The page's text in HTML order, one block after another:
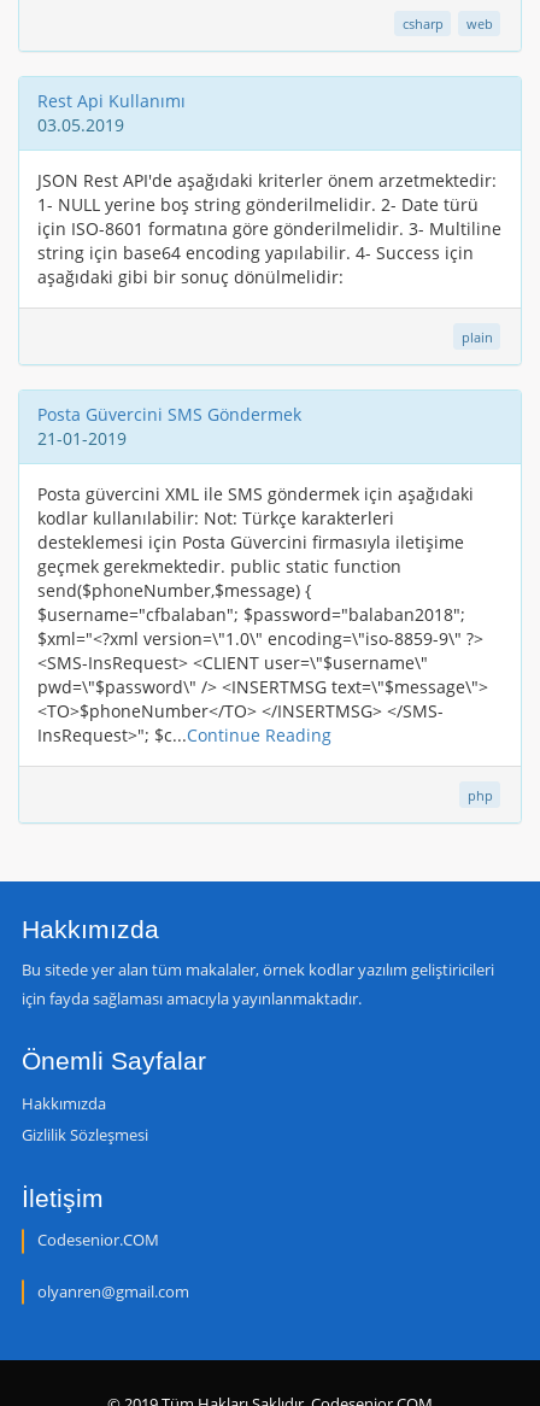
csharp web
Rest Api Kullanımı
03.05.2019
JSON Rest API'de aşağıdaki kriterler önem arzetmektedir:
1- NULL yerine boş string gönderilmelidir. 2- Date türü
için ISO-8601 formatına göre gönderilmelidir. 3- Multiline
string için base64 encoding yapılabilir. 4- Success için
aşağıdaki gibi bir sonuç dönülmelidir:
plain
Posta Güvercini SMS Göndermek
21-01-2019
Posta güvercini XML ile SMS göndermek için aşağıdaki
kodlar kullanılabilir: Not: Türkçe karakterleri
desteklemesi için Posta Güvercini firmasıyla iletişime
geçmek gerekmektedir. public static function
send($phoneNumber,$message) {
$username="cfbalaban"; $password="balaban2018";
$xml="<?xml version=\"1.0\" encoding=\"iso-8859-9\" ?>
<SMS-InsRequest> <CLIENT user=\"$username\"
pwd=\"$password\" /> <INSERTMSG text=\"$message\">
<TO>$phoneNumber</TO> </INSERTMSG> </SMS-
InsRequest>"; $c...Continue Reading
php
Hakkımızda
Bu sitede yer alan tüm makalaler, örnek kodlar yazılım geliştiricileri
için fayda sağlaması amacıyla yayınlanmaktadır.
Önemli Sayfalar
Hakkımızda
Gizlilik Sözleşmesi
İletişim
Codesenior.COM
olyanren@gmail.com